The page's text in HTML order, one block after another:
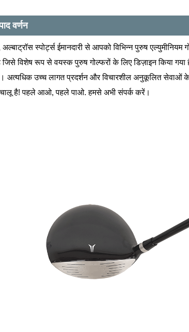
वर्णन
अल्बाट्रॉस स्पोर्ट्स ईमानदारी से आपको विभिन्न पुरुष
विशेष रूप से वयस्क पुरुष गोल्फरों के लिए डिज़ाइन किया
अत्यधिक उच्च लागत प्रदर्शन और विचारशील अनुकूलित सेवाओं
है! पहले आओ, पहले पाओ. हमसे अभी संपर्क करें।